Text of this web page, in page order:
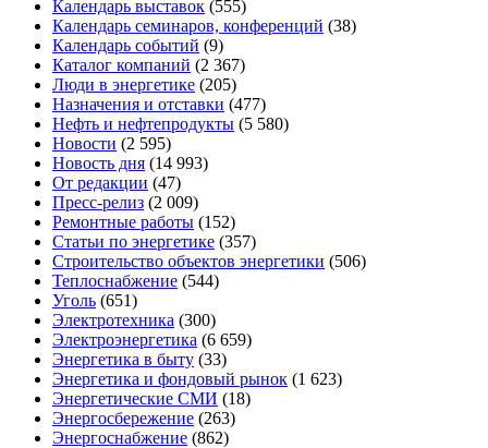
Календарь выставок (555)
Календарь семинаров, конференций (38)
Календарь событий (9)
Каталог компаний (2 367)
Люди в энергетике (205)
Назначения и отставки (477)
Нефть и нефтепродукты (5 580)
Новости (2 595)
Новость дня (14 993)
От редакции (47)
Пресс-релиз (2 009)
Ремонтные работы (152)
Статьи по энергетике (357)
Строительство объектов энергетики (506)
Теплоснабжение (544)
Уголь (651)
Электротехника (300)
Электроэнергетика (6 659)
Энергетика в быту (33)
Энергетика и фондовый рынок (1 623)
Энергетические СМИ (18)
Энергосбережение (263)
Энергоснабжение (862)